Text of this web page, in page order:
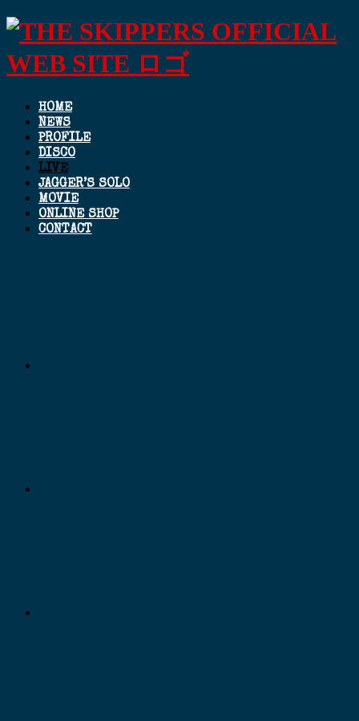
HOME
NEWS
PROFILE
DISCO
LIVE
JAGGER’S SOLO
MOVIE
ONLINE SHOP
CONTACT